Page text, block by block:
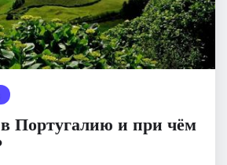
в Португалию и при чём